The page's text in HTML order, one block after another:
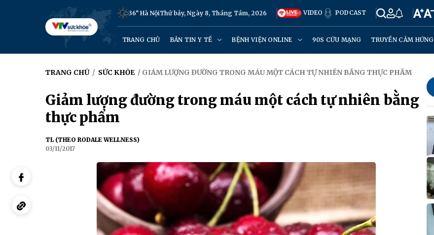
36° Hà NộiThứ bảy, Ngày 8, Tháng Tám, 2026 VIDEO PODCAST
TRANG CHỦ BẢN TIN Y TẾ BỆNH VIỆN ONLINE 90S CỨU MẠNG TRUYỀN CẢM HỨNG
TRANG CHỦ / SỨC KHỎE / GIẢM LƯỢNG ĐƯỜNG TRONG MÁU MỘT CÁCH TỰ NHIÊN BẰNG THỰC PHẨM
Giảm lượng đường trong máu một cách tự nhiên bằng
thực phẩm
TL (THEO RODALE WELLNESS)
03/11/2017